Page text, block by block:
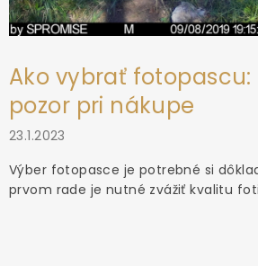
Ako vybrať fotopascu:
pozor pri nákupe
23.1.2023
Výber fotopasce je potrebné si
prvom rade je nutné zvážiť kvalitu